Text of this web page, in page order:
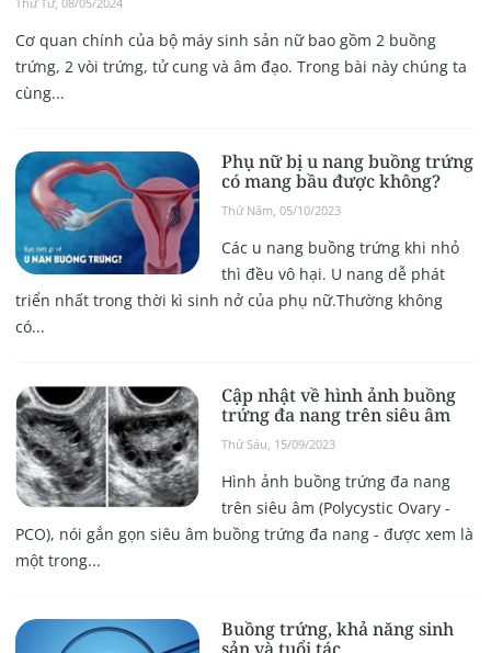
Cơ quan chính của bộ máy sinh sản nữ bao gồm 2 buồng
trứng, 2 vòi trứng, tử cung và âm đạo. Trong bài này chúng ta
cùng...
Phụ nữ bị u nang buồng trứng
có mang bầu được không?
Thứ Năm, 05/10/2023
Các u nang buồng trứng khi nhỏ
thì đều vô hại. U nang dễ phát
triển nhất trong thời kì sinh nở của phụ nữ.Thường không
có...
Cập nhật về hình ảnh buồng
trứng đa nang trên siêu âm
Thứ Sáu, 15/09/2023
Hình ảnh buồng trứng đa nang
trên siêu âm (Polycystic Ovary -
PCO), nói gắn gọn siêu âm buồng trứng đa nang - được xem là
một trong...
Buồng trứng, khả năng sinh